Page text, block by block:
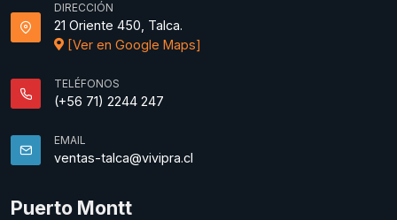
DIRECCIÓN
21 Oriente 450, Talca.
[Ver en Google Maps]
TELÉFONOS
(+56 71) 2244 247
EMAIL
ventas-talca@vivipra.cl
Puerto Montt